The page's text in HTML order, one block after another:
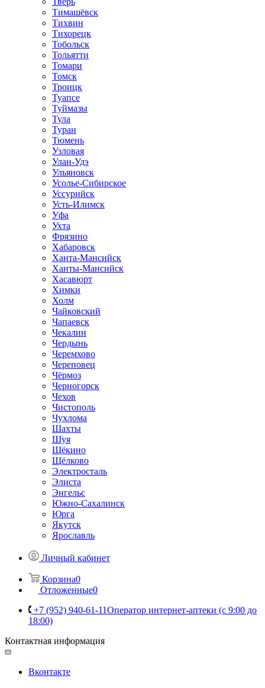
Тимашёвск
Тихвин
Тихорецк
Тобольск
Тольятти
Томари
Томск
Троицк
Туапсе
Туймазы
Тула
Туран
Тюмень
Узловая
Улан-Удэ
Ульяновск
Усолье-Сибирское
Уссурийск
Усть-Илимск
Уфа
Ухта
Фрязино
Хабаровск
Ханта-Мансийск
Ханты-Мансийск
Хасавюрт
Химки
Холм
Чайковский
Чапаевск
Чекалин
Чердынь
Черемхово
Череповец
Чёрмоз
Черногорск
Чехов
Чистополь
Чухлома
Шахты
Шуя
Щёкино
Щёлково
Электросталь
Элиста
Энгельс
Южно-Сахалинск
Юрга
Якутск
Ярославль
Личный кабинет
Корзина0
Отложенные0
+7 (952) 940-61-11Оператор интернет-аптеки (с 9:00 до
18:00)
Контактная информация
Вконтакте